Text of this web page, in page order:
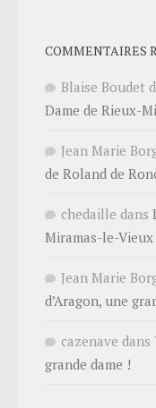
COMMENTAIRES
Blaise Boudet
Dame de Rieux-
Jean Marie
de Roland de
chedaille dans
Miramas-le-Vieux
Jean Marie
d’Aragon, une
cazenave dans
grande dame !